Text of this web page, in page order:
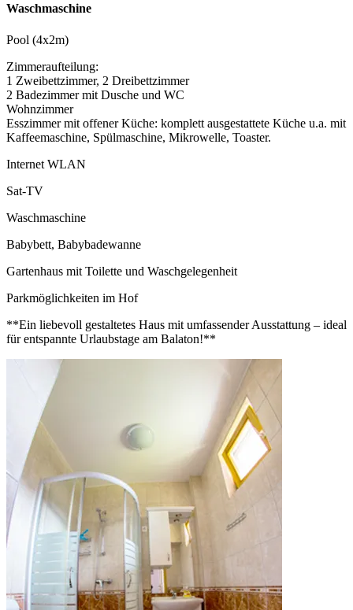
Waschmaschine
Pool (4x2m)
Zimmeraufteilung:
1 Zweibettzimmer, 2 Dreibettzimmer
2 Badezimmer mit Dusche und WC
Wohnzimmer
Esszimmer mit offener Küche: komplett ausgestattete Küche u.a. mit
Kaffeemaschine, Spülmaschine, Mikrowelle, Toaster.
Internet WLAN
Sat-TV
Waschmaschine
Babybett, Babybadewanne
Gartenhaus mit Toilette und Waschgelegenheit
Parkmöglichkeiten im Hof
**Ein liebevoll gestaltetes Haus mit umfassender Ausstattung – ideal
für entspannte Urlaubstage am Balaton!**